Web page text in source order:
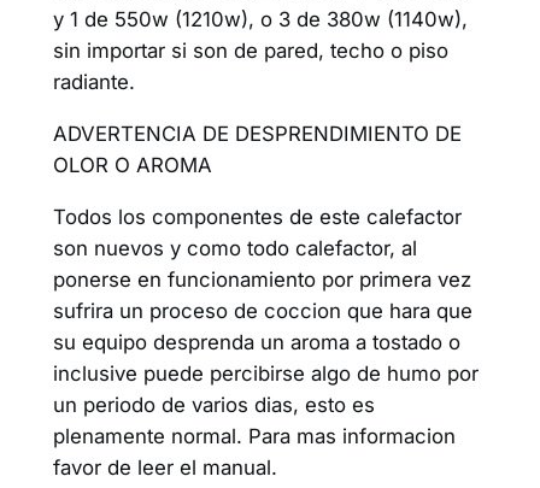
y 1 de 550w (1210w), o 3 de 380w (1140w),
sin importar si son de pared, techo o piso
radiante.
ADVERTENCIA DE DESPRENDIMIENTO DE
OLOR O AROMA
Todos los componentes de este calefactor
son nuevos y como todo calefactor, al
ponerse en funcionamiento por primera vez
sufrira un proceso de coccion que hara que
su equipo desprenda un aroma a tostado o
inclusive puede percibirse algo de humo por
un periodo de varios dias, esto es
plenamente normal. Para mas informacion
favor de leer el manual.